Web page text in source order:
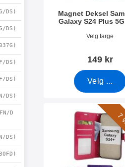
DS)
DS)
DS)
DS)
DS)
D
DS)
Magnet Deksel
Galaxy S24 Plus
Varenummer 49848
Velg farge
149 kr
Velg ...
7
crazy Horse Wallet Samsung